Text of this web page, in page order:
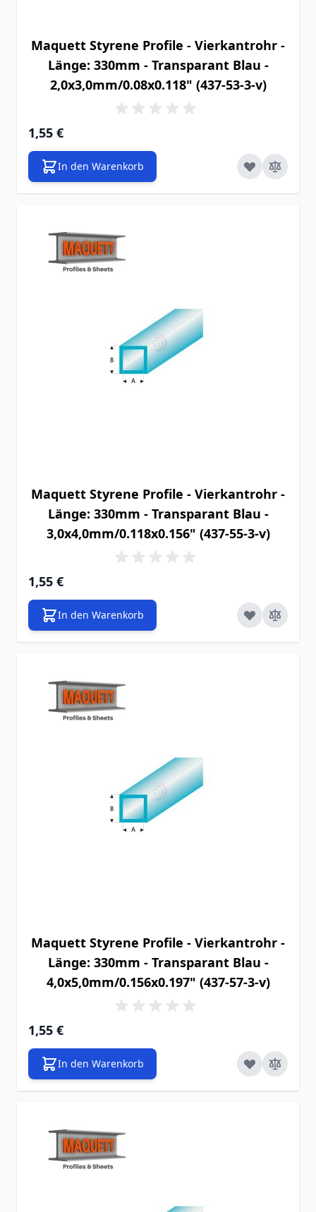
Maquett Styrene Profile - Vierkantrohr -
Länge: 330mm - Transparant Blau -
2,0x3,0mm/0.08x0.118" (437-53-3-v)
1,55 €
In den Warenkorb
Maquett Styrene Profile - Vierkantrohr -
Länge: 330mm - Transparant Blau -
3,0x4,0mm/0.118x0.156" (437-55-3-v)
1,55 €
In den Warenkorb
Maquett Styrene Profile - Vierkantrohr -
Länge: 330mm - Transparant Blau -
4,0x5,0mm/0.156x0.197" (437-57-3-v)
1,55 €
In den Warenkorb